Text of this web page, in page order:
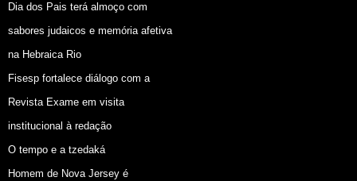
Dia dos Pais terá almoço com
sabores judaicos e memória afetiva
na Hebraica Rio
Fisesp fortalece diálogo com a
Revista Exame em visita
institucional à redação
O tempo e a tzedaká
Homem de Nova Jersey é